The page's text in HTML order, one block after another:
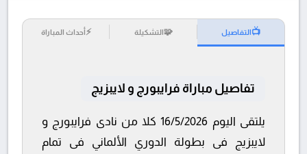
📺التفاصيل 🧩التشكيلة ⚡أحداث المباراة
تفاصيل مباراة فرايبورج و لايبزيج
يلتقى اليوم 16/5/2026 كلا من نادى فرايبورج و
لايبزيج فى بطولة الدوري الألماني فى تمام